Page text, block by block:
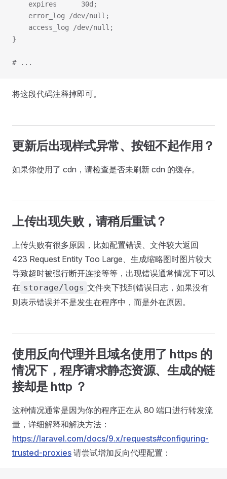
    expires      30d;
    error_log /dev/null;
    access_log /dev/null;
}
# ...
将这段代码注释掉即可。
更新后出现样式异常、按钮不起作用？
如果你使用了 cdn，请检查是否未刷新 cdn 的缓存。
上传出现失败，请稍后重试？
上传失败有很多原因，比如配置错误、文件较大返回
423 Request Entity Too Large、生成缩略图时图片较大
导致超时被强行断开连接等等，出现错误通常情况下可以
在 storage/logs 文件夹下找到错误日志，如果没有
则表示错误并不是发生在程序中，而是外在原因。
使用反向代理并且域名使用了 https 的
情况下，程序请求静态资源、生成的链
接却是 http ？
这种情况通常是因为你的程序正在从 80 端口进行转发流
量，详细解释和解决方法：
https://laravel.com/docs/9.x/requests#configuring-
trusted-proxies 请尝试增加反向代理配置：